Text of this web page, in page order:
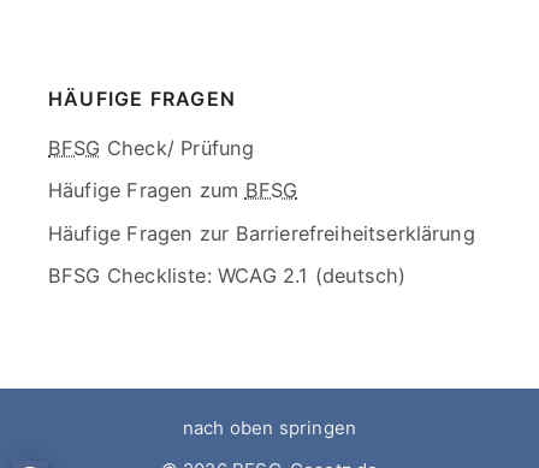
HÄUFIGE FRAGEN
Skip
menu
BFSG Check/ Prüfung
Häufige Fragen zum BFSG
Häufige Fragen zur Barrierefreiheitserklärung
BFSG Checkliste: WCAG 2.1 (deutsch)
nach oben springen